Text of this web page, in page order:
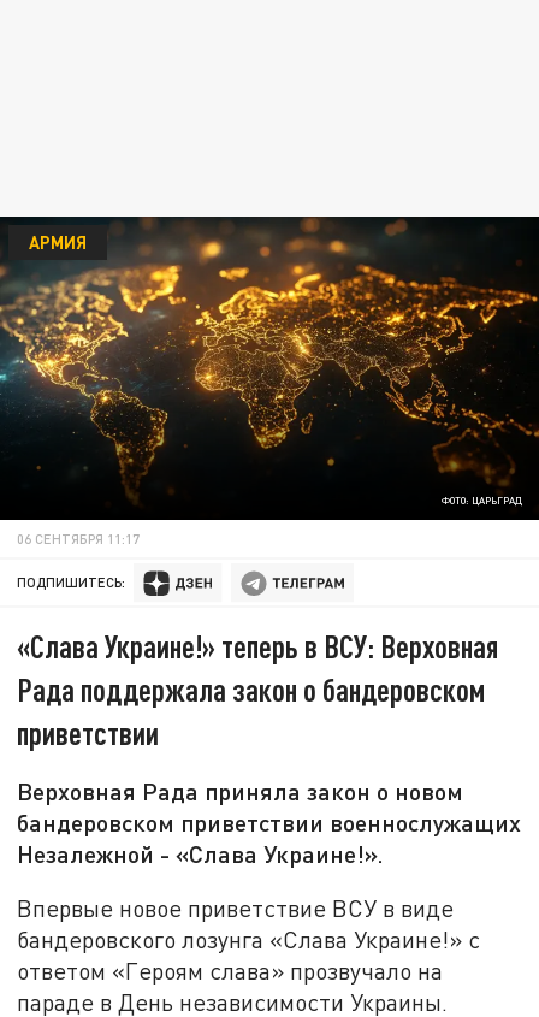
ФОТО: ЦАРЬГРАД
АРМИЯ
06 СЕНТЯБРЯ 11:17
ПОДПИШИТЕСЬ:
«Слава Украине!» теперь в ВСУ: Верховная
Рада поддержала закон о бандеровском
приветствии
Верховная Рада приняла закон о новом
бандеровском приветствии военнослужащих
Незалежной - «Слава Украине!».
Впервые новое приветствие ВСУ в виде
бандеровского лозунга «Слава Украине!» с
ответом «Героям слава» прозвучало на
параде в День независимости Украины.